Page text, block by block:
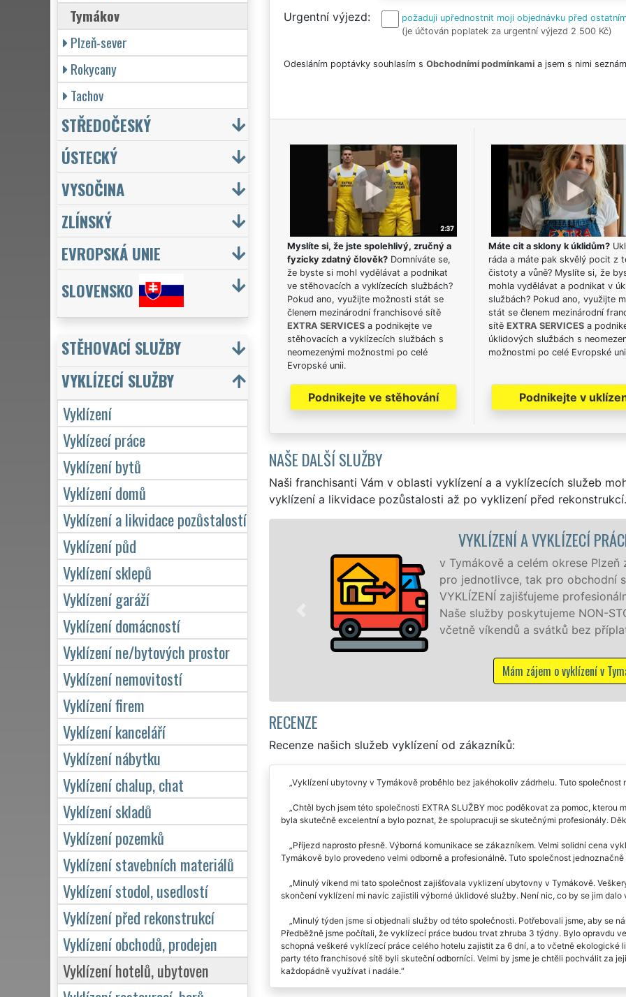
Urgentní výjezd
požaduji upřednostnit moji objednávku před
(je účtován poplatek za urgentní výjezd 2 500 Kč)
Odesláním poptávky souhlasím s Obchodními podmínkamia jsem s nimi
Myslíte si, že jste spolehlivý, zručný a
fyzicky zdatný člověk?Domníváte se,
že byste si mohl vydělávat a podnikat
ve stěhovacích a vyklízecích službách?
Pokud ano, využijte možnosti stát se
členem mezinárodní franchisové sítě
EXTRA SERVICESa podnikejte ve
stěhovacích a vyklízecích službách s
neomezenými možnostmi po celé
Evropské unii.
Podnikejte ve stěhování
Máte cit a sklony k úklidům?
ráda a máte pak skvělý pocit z
čistoty a vůně? Myslíte si, že
mohla vydělávat a podnikat v
službách? Pokud ano, využijte
stát se členem mezinárodní
sítě EXTRA SERVICESa
úklidových službách s
možnostmi po celé Evropské
Podnikejte v
NAŠE DALŠÍ SLUŽBY
Naši franchisanti Vám v oblasti vyklízení a a vyklízecích služeb
vyklízení a likvidace pozůstalosti až po vyklizení před rekonstrukcí.
VYKLÍZENÍ A VYKLÍZECÍ
v Tymákově a celém okrese
pro jednotlivce, tak pro obchodní
VYKLÍZENÍ zajišťujeme
Naše služby poskytujeme NON-
včetně víkendů a svátků bez
Mám zájem o vyklízení v
RECENZE
Recenze našich služeb vyklízení od zákazníků:
Vyklízení ubytovny v Tymákově proběhlo bez jakéhokoliv zádrhelu. Tuto společnost
Chtěl bych jsem této společnosti EXTRA SLUŽBY moc poděkovat za pomoc,
byla skutečně excelentní a bylo poznat, že spolupracuji se skutečnými profesionály.
Příjezd naprosto přesně. Výborná komunikace se zákazníkem. Velmi solidní cena
Tymákově bylo provedeno velmi odborně a profesionálně. Tuto společnost
Minulý víkend mi tato společnost zajišťovala vyklizení ubytovny v Tymákově.
skončení vyklízení mi navíc zajistili výborné úklidové služby. Není nic, co by se jim
Minulý týden jsme si objednali služby od této společnosti. Potřebovali jsme, aby se
Předběžně jsme počítali, že vyklízecí práce budou trvat zhruba 3 týdny. Bylo opravdu
schopná veškeré vyklízecí práce celého hotelu zajistit za 6 dní, a to včetně
party této franchisové sítě byli skuteční odborníci. Velmi by jsme je chtěli pochválit za
každopádně využívat i nadále.
Tymákov
Plzeň-sever
Rokycany
Tachov
STŘEDOČESKÝ
ÚSTECKÝ
VYSOČINA
ZLÍNSKÝ
EVROPSKÁ UNIE
SLOVENSKO
STĚHOVACÍ SLUŽBY
VYKLÍZECÍ SLUŽBY
Vyklízení
Vyklízecí práce
Vyklízení bytů
Vyklízení domů
Vyklízení a likvidace pozůstalostí
Vyklízení půd
Vyklízení sklepů
Vyklízení garáží
Vyklízení domácností
Vyklízení ne/bytových prostor
Vyklízení nemovitostí
Vyklízení firem
Vyklízení kanceláří
Vyklízení nábytku
Vyklízení chalup, chat
Vyklízení skladů
Vyklízení pozemků
Vyklízení stavebních materiálů
Vyklízení stodol, usedlostí
Vyklízení před rekonstrukcí
Vyklízení obchodů, prodejen
Vyklízení hotelů, ubytoven